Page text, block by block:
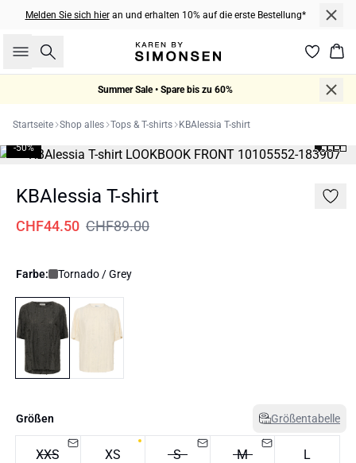
Melden Sie sich hieran und erhalten 10% auf die erste Bestellung*
Suche
Summer Sale • Spare bis zu 60%
Startseite Shop alles Tops & T-shirts KBAlessia T-shirt
-50%
KBAlessia T-shirt
CHF44.50 CHF89.00
Farbe: Tornado / Grey
Größen Größentabelle
XXS XS S M L